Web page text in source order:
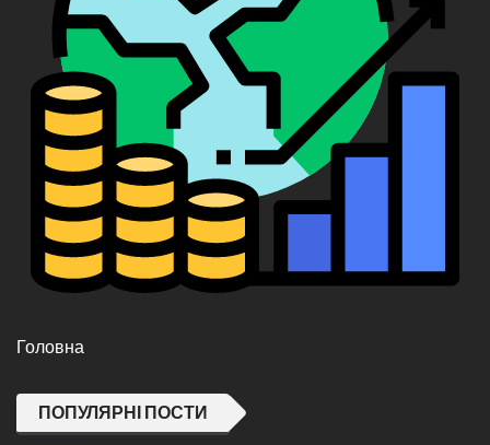
Головна
ПОПУЛЯРНІ ПОСТИ